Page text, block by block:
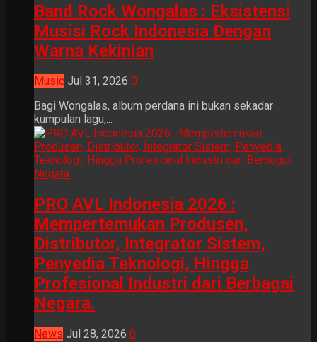
Band Rock Wongalas : Eksistensi
Musisi Rock Indonesia Dengan
Warna Kekinian
Music Jul 31, 2026 0
Bagi Wongalas, album perdana ini bukan sekadar
kumpulan lagu,...
PRO AVL Indonesia 2026 :
Mempertemukan Produsen,
Distributor, Integrator Sistem,
Penyedia Teknologi, Hingga
Profesional Industri dari Berbagai
Negara.
News Jul 28, 2026 0